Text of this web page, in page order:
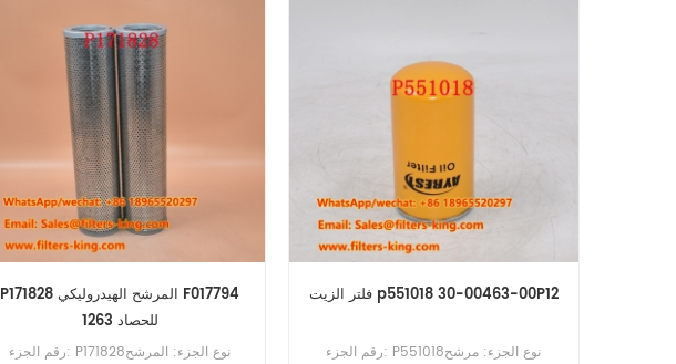
P171828 المرشح الهيدروليكي F017794
للحصاد 1263
رقم الجزء: P171828نوع الجزء: المرشح
فلتر الزيت p551018 30-00463-00P12
رقم الجزء: P551018نوع الجزء: مرشح